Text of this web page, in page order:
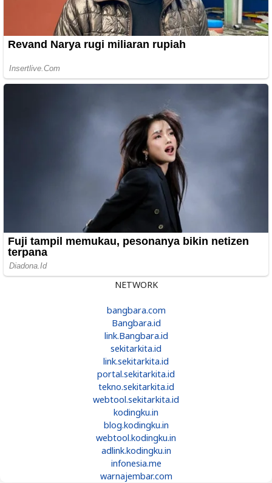
NETWORK
bangbara.com
Bangbara.id
link.Bangbara.id
sekitarkita.id
link.sekitarkita.id
portal.sekitarkita.id
tekno.sekitarkita.id
webtool.sekitarkita.id
kodingku.in
blog.kodingku.in
webtool.kodingku.in
adlink.kodingku.in
infonesia.me
warnajembar.com